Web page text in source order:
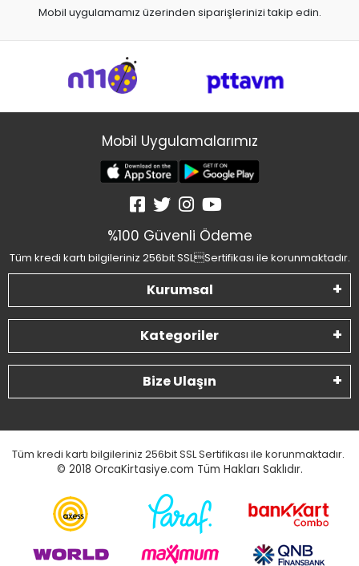
Mobil uygulamamız üzerinden siparişlerinizi takip edin.
Mobil Uygulamalarımız
%100 Güvenli Ödeme
Tüm kredi kartı bilgileriniz 256bit SSLSertifikası ile korunmaktadır.
Kurumsal
Kategoriler
Bize Ulaşın
Tüm kredi kartı bilgileriniz 256bit SSL Sertifikası ile korunmaktadır.
© 2018 OrcaKirtasiye.com Tüm Hakları Saklıdır.